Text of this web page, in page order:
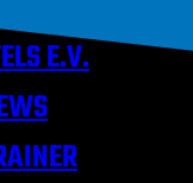
E.V.